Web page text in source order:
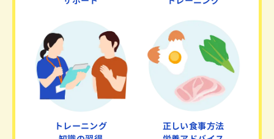
トレーニング
正しい食事方法